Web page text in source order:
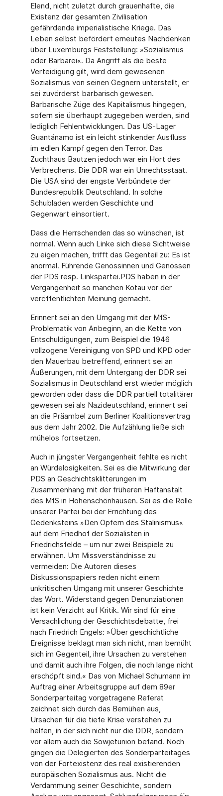
Elend, nicht zuletzt durch grauenhafte, die
Existenz der gesamten Zivilisation
gefährdende imperialistische Kriege. Das
Leben selbst befördert erneutes Nachdenken
über Luxemburgs Feststellung: »Sozialismus
oder Barbarei«. Da Angriff als die beste
Verteidigung gilt, wird dem gewesenen
Sozialismus von seinen Gegnern unterstellt, er
sei zuvörderst barbarisch gewesen.
Barbarische Züge des Kapitalismus hingegen,
sofern sie überhaupt zugegeben werden, sind
lediglich Fehlentwicklungen. Das US-Lager
Guantánamo ist ein leicht stinkender Ausfluss
im edlen Kampf gegen den Terror. Das
Zuchthaus Bautzen jedoch war ein Hort des
Verbrechens. Die DDR war ein Unrechtsstaat.
Die USA sind der engste Verbündete der
Bundesrepublik Deutschland. In solche
Schubladen werden Geschichte und
Gegenwart einsortiert.
Dass die Herrschenden das so wünschen, ist
normal. Wenn auch Linke sich diese Sichtweise
zu eigen machen, trifft das Gegenteil zu: Es ist
anormal. Führende Genossinnen und Genossen
der PDS resp. Linkspartei.PDS haben in der
Vergangenheit so manchen Kotau vor der
veröffentlichten Meinung gemacht.
Erinnert sei an den Umgang mit der MfS-
Problematik von Anbeginn, an die Kette von
Entschuldigungen, zum Beispiel die 1946
vollzogene Vereinigung von SPD und KPD oder
den Mauerbau betreffend, erinnert sei an
Äußerungen, mit dem Untergang der DDR sei
Sozialismus in Deutschland erst wieder möglich
geworden oder dass die DDR partiell totalitärer
gewesen sei als Nazideutschland, erinnert sei
an die Präambel zum Berliner Koalitionsvertrag
aus dem Jahr 2002. Die Aufzählung ließe sich
mühelos fortsetzen.
Auch in jüngster Vergangenheit fehlte es nicht
an Würdelosigkeiten. Sei es die Mitwirkung der
PDS an Geschichtsklitterungen im
Zusammenhang mit der früheren Haftanstalt
des MfS in Hohenschönhausen. Sei es die Rolle
unserer Partei bei der Errichtung des
Gedenksteins »Den Opfern des Stalinismus«
auf dem Friedhof der Sozialisten in
Friedrichsfelde – um nur zwei Beispiele zu
erwähnen. Um Missverständnisse zu
vermeiden: Die Autoren dieses
Diskussionspapiers reden nicht einem
unkritischen Umgang mit unserer Geschichte
das Wort. Widerstand gegen Denunziationen
ist kein Verzicht auf Kritik. Wir sind für eine
Versachlichung der Geschichtsdebatte, frei
nach Friedrich Engels: »Über geschichtliche
Ereignisse beklagt man sich nicht, man bemüht
sich im Gegenteil, ihre Ursachen zu verstehen
und damit auch ihre Folgen, die noch lange nicht
erschöpft sind.« Das von Michael Schumann im
Auftrag einer Arbeitsgruppe auf dem 89er
Sonderparteitag vorgetragene Referat
zeichnet sich durch das Bemühen aus,
Ursachen für die tiefe Krise verstehen zu
helfen, in der sich nicht nur die DDR, sondern
vor allem auch die Sowjetunion befand. Noch
gingen die Delegierten des Sonderparteitages
von der Fortexistenz des real existierenden
europäischen Sozialismus aus. Nicht die
Verdammung seiner Geschichte, sondern